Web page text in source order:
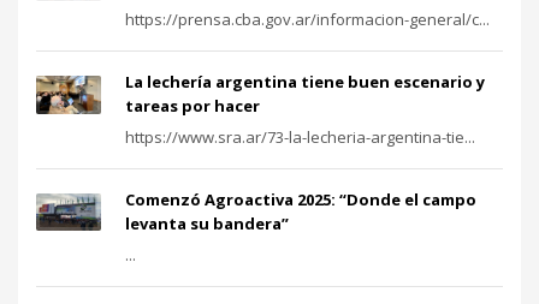
https://prensa.cba.gov.ar/informacion-general/c...
La lechería argentina tiene buen escenario y
tareas por hacer
https://www.sra.ar/73-la-lecheria-argentina-tie...
Comenzó Agroactiva 2025: “Donde el campo
levanta su bandera”
...